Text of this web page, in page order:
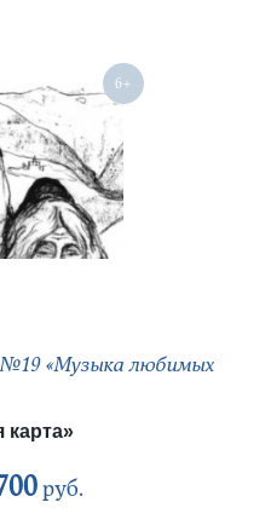
«Музыка любимых
карта»
руб.